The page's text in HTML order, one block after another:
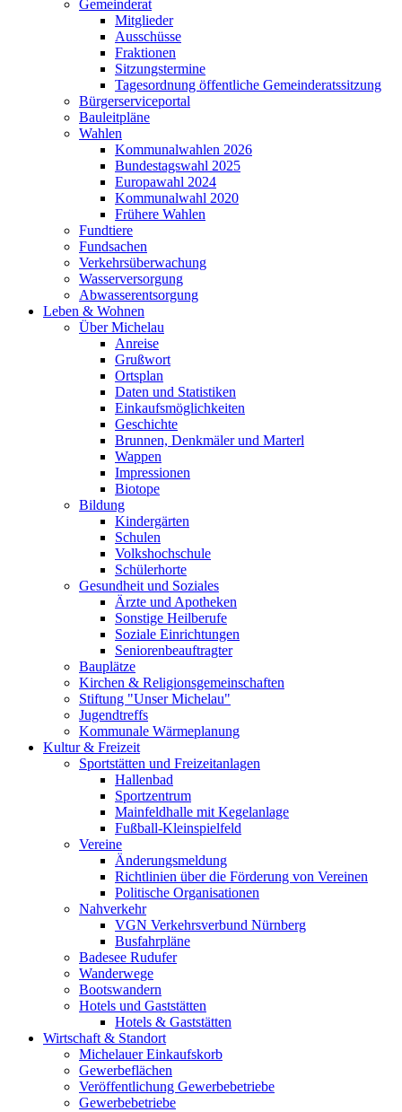
Gemeinderat
Mitglieder
Ausschüsse
Fraktionen
Sitzungstermine
Tagesordnung öffentliche Gemeinderatssitzung
Bürgerserviceportal
Bauleitpläne
Wahlen
Kommunalwahlen 2026
Bundestagswahl 2025
Europawahl 2024
Kommunalwahl 2020
Frühere Wahlen
Fundtiere
Fundsachen
Verkehrsüberwachung
Wasserversorgung
Abwasserentsorgung
Leben & Wohnen
Über Michelau
Anreise
Grußwort
Ortsplan
Daten und Statistiken
Einkaufsmöglichkeiten
Geschichte
Brunnen, Denkmäler und Marterl
Wappen
Impressionen
Biotope
Bildung
Kindergärten
Schulen
Volkshochschule
Schülerhorte
Gesundheit und Soziales
Ärzte und Apotheken
Sonstige Heilberufe
Soziale Einrichtungen
Seniorenbeauftragter
Bauplätze
Kirchen & Religionsgemeinschaften
Stiftung "Unser Michelau"
Jugendtreffs
Kommunale Wärmeplanung
Kultur & Freizeit
Sportstätten und Freizeitanlagen
Hallenbad
Sportzentrum
Mainfeldhalle mit Kegelanlage
Fußball-Kleinspielfeld
Vereine
Änderungsmeldung
Richtlinien über die Förderung von Vereinen
Politische Organisationen
Nahverkehr
VGN Verkehrsverbund Nürnberg
Busfahrpläne
Badesee Rudufer
Wanderwege
Bootswandern
Hotels und Gaststätten
Hotels & Gaststätten
Wirtschaft & Standort
Michelauer Einkaufskorb
Gewerbeflächen
Veröffentlichung Gewerbebetriebe
Gewerbebetriebe